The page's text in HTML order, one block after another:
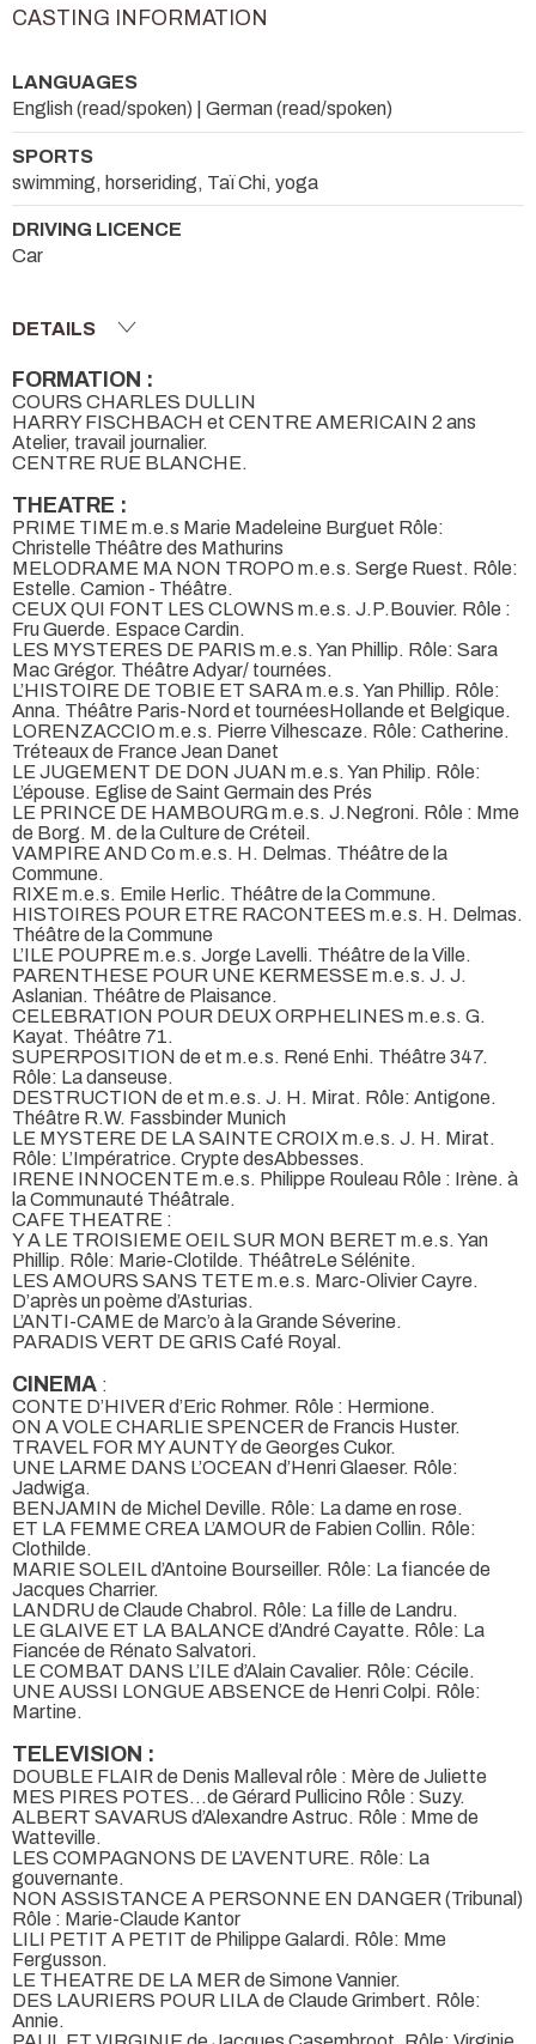
CASTING INFORMATION
LANGUAGES
English (read/spoken) | German (read/spoken)
SPORTS
swimming, horseriding, Taï Chi, yoga
DRIVING LICENCE
Car
DETAILS
FORMATION :
COURS CHARLES DULLIN
HARRY FISCHBACH et CENTRE AMERICAIN 2 ans
Atelier, travail journalier.
CENTRE RUE BLANCHE.
THEATRE :
PRIME TIME m.e.s Marie Madeleine Burguet Rôle:
Christelle Théâtre des Mathurins
MELODRAME MA NON TROPO m.e.s. Serge Ruest. Rôle:
Estelle. Camion - Théâtre.
CEUX QUI FONT LES CLOWNS m.e.s. J.P.Bouvier. Rôle :
Fru Guerde. Espace Cardin.
LES MYSTERES DE PARIS m.e.s. Yan Phillip. Rôle: Sara
Mac Grégor. Théâtre Adyar/ tournées.
L’HISTOIRE DE TOBIE ET SARA m.e.s. Yan Phillip. Rôle:
Anna. Théâtre Paris-Nord et tournéesHollande et Belgique.
LORENZACCIO m.e.s. Pierre Vilhescaze. Rôle: Catherine.
Tréteaux de France Jean Danet
LE JUGEMENT DE DON JUAN m.e.s. Yan Philip. Rôle:
L’épouse. Eglise de Saint Germain des Prés
LE PRINCE DE HAMBOURG m.e.s. J.Negroni. Rôle : Mme
de Borg. M. de la Culture de Créteil.
VAMPIRE AND Co m.e.s. H. Delmas. Théâtre de la
Commune.
RIXE m.e.s. Emile Herlic. Théâtre de la Commune.
HISTOIRES POUR ETRE RACONTEES m.e.s. H. Delmas.
Théâtre de la Commune
L’ILE POUPRE m.e.s. Jorge Lavelli. Théâtre de la Ville.
PARENTHESE POUR UNE KERMESSE m.e.s. J. J.
Aslanian. Théâtre de Plaisance.
CELEBRATION POUR DEUX ORPHELINES m.e.s. G.
Kayat. Théâtre 71.
SUPERPOSITION de et m.e.s. René Enhi. Théâtre 347.
Rôle: La danseuse.
DESTRUCTION de et m.e.s. J. H. Mirat. Rôle: Antigone.
Théâtre R.W. Fassbinder Munich
LE MYSTERE DE LA SAINTE CROIX m.e.s. J. H. Mirat.
Rôle: L’Impératrice. Crypte desAbbesses.
IRENE INNOCENTE m.e.s. Philippe Rouleau Rôle : Irène. à
la Communauté Théâtrale.
CAFE THEATRE :
Y A LE TROISIEME OEIL SUR MON BERET m.e.s. Yan
Phillip. Rôle: Marie-Clotilde. ThéâtreLe Sélénite.
LES AMOURS SANS TETE m.e.s. Marc-Olivier Cayre.
D’après un poème d’Asturias.
L’ANTI-CAME de Marc’o à la Grande Séverine.
PARADIS VERT DE GRIS Café Royal.
CINEMA :
CONTE D’HIVER d’Eric Rohmer. Rôle : Hermione.
ON A VOLE CHARLIE SPENCER de Francis Huster.
TRAVEL FOR MY AUNTY de Georges Cukor.
UNE LARME DANS L’OCEAN d’Henri Glaeser. Rôle:
Jadwiga.
BENJAMIN de Michel Deville. Rôle: La dame en rose.
ET LA FEMME CREA L’AMOUR de Fabien Collin. Rôle:
Clothilde.
MARIE SOLEIL d’Antoine Bourseiller. Rôle: La fiancée de
Jacques Charrier.
LANDRU de Claude Chabrol. Rôle: La fille de Landru.
LE GLAIVE ET LA BALANCE d’André Cayatte. Rôle: La
Fiancée de Rénato Salvatori.
LE COMBAT DANS L’ILE d’Alain Cavalier. Rôle: Cécile.
UNE AUSSI LONGUE ABSENCE de Henri Colpi. Rôle:
Martine.
TELEVISION :
DOUBLE FLAIR de Denis Malleval rôle : Mère de Juliette
MES PIRES POTES…de Gérard Pullicino Rôle : Suzy.
ALBERT SAVARUS d’Alexandre Astruc. Rôle : Mme de
Watteville.
LES COMPAGNONS DE L’AVENTURE. Rôle: La
gouvernante.
NON ASSISTANCE A PERSONNE EN DANGER (Tribunal)
Rôle : Marie-Claude Kantor
LILI PETIT A PETIT de Philippe Galardi. Rôle: Mme
Fergusson.
LE THEATRE DE LA MER de Simone Vannier.
DES LAURIERS POUR LILA de Claude Grimbert. Rôle:
Annie.